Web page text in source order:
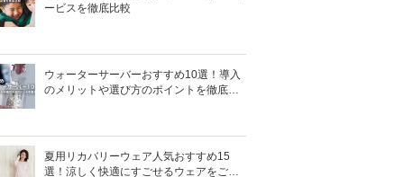
ービスを徹底比較
ウォーターサーバーおすすめ10選！導入
のメリットや選び方のポイントを徹底解
夏用リカバリーウェア人気おすすめ15
選！涼しく快適にすごせるウェアをご紹